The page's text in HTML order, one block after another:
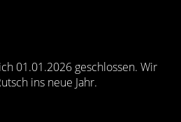
01.01.2026 geschlossen. Wir
ins neue Jahr.